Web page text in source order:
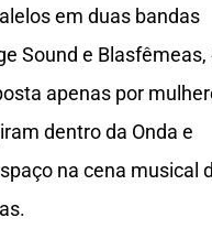
em duas bandas
Sound e Blasfêmeas,
apenas por
dentro da Onda e
na cena musical